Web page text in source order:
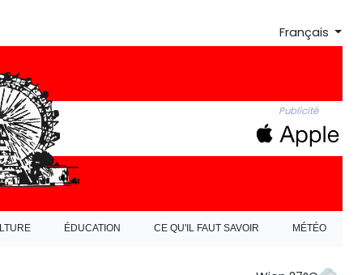
Français
Publicité
ÉDUCATION CE QU'IL FAUT SAVOIR MÉTÉO